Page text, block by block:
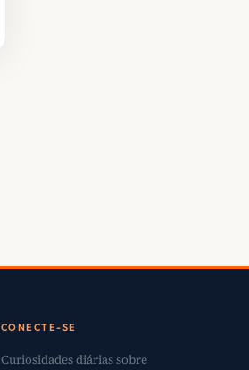
CONECTE-SE
Curiosidades diárias sobre